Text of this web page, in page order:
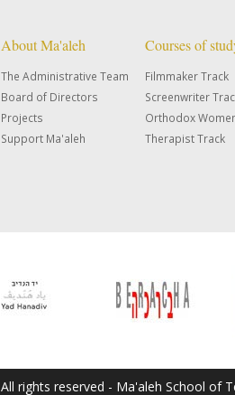
About Ma'aleh
The Administrative Team
Board of Directors
Projects
Support Ma'aleh
Courses of
Filmmaker Track
Screenwriter
Orthodox
Therapist Track
All rights reserved - Ma'aleh School of